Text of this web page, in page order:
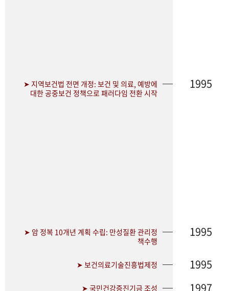
➤ 지역보건법 전면 개정: 보건 및 의료, 예방에
대한 공중보건 정책으로 패러다임 전환 시작
1995
➤ 암 정복 10개년 계획 수립: 만성질환 관리정
책수행
1995
➤ 보건의료기술진흥법제정 1995
➤ 국민건강증진기금 조성 1997